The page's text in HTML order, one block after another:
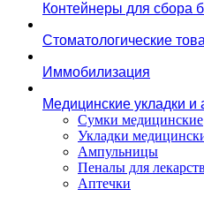
Контейнеры для сбора
Стоматологические
Иммобилизация
Медицинские укладки
Сумки медицинские
Укладки
Ампульницы
Пеналы для
Аптечки